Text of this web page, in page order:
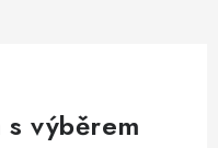
s výběrem